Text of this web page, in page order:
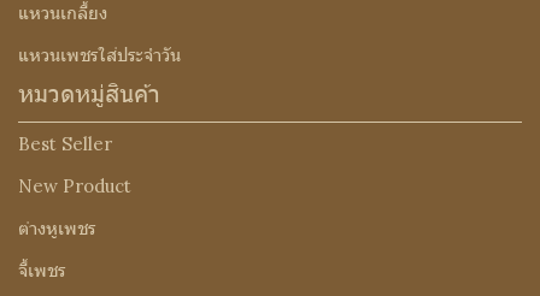
แหวนเกลี้ยง
แหวนเพชรใส่ประจำวัน
หมวดหมู่สินค้า
Best Seller
New Product
ต่างหูเพชร
จี้เพชร